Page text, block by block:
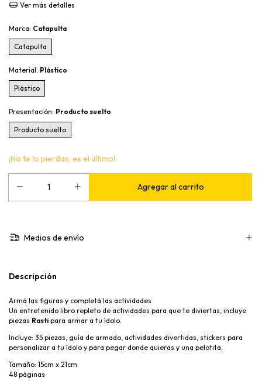
Ver más detalles
Marca: Catapulta
Catapulta
Material: Plástico
Plástico
Presentación: Producto suelto
Producto suelto
¡No te lo pierdas, es el último!
Medios de envío
Descripción
Armá las figuras y completá las actividades
Un entretenido libro repleto de actividades para que te diviertas, incluye
piezas Rasti para armar a tu ídolo.
Incluye: 35 piezas, guía de armado, actividades divertidas, stickers para
personalizar a tu ídolo y para pegar donde quieras y una pelotita.
Tamaño: 15cm x 21cm
48 páginas